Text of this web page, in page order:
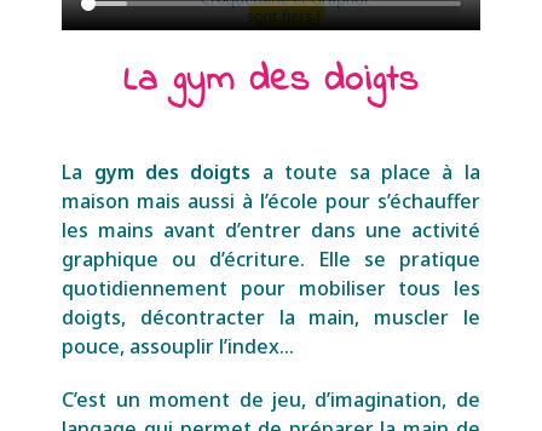
La gym des doigts
La gym des doigts a toute sa place à la
maison mais aussi à l’école pour s’échauffer
les mains avant d’entrer dans une activité
graphique ou d’écriture. Elle se pratique
quotidiennement pour mobiliser tous les
doigts, décontracter la main, muscler le
pouce, assouplir l’index…
C’est un moment de jeu, d’imagination, de